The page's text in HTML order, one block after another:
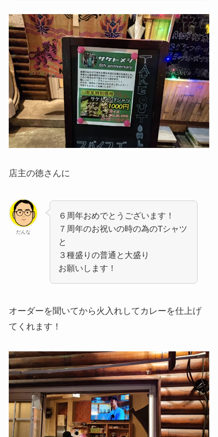
店主の徳さんに
だんな
６周年おめでとうございます！
７周年のお祝いの時の為のTシャツ
と
３種盛りの普通と大盛り
お願いします！
オーダーを聞いてから火入れしてカレーを仕上げ
てくれます！